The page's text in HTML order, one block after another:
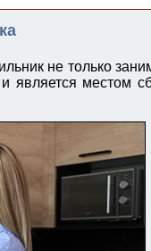
не только
является местом